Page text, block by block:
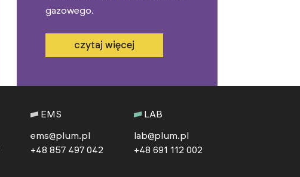
gazowego.
czytaj więcej
EMS
ems@plum.pl
+48 857 497 042
LAB
lab@plum.pl
+48 691 112 002